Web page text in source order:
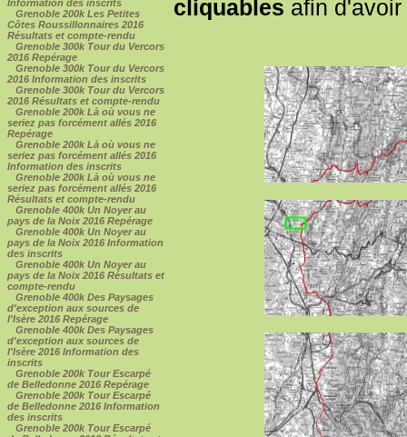
Information des inscrits
Grenoble 200k Les Petites
Côtes Roussillonnaires 2016
Résultats et compte-rendu
Grenoble 300k Tour du Vercors
2016 Repérage
Grenoble 300k Tour du Vercors
2016 Information des inscrits
Grenoble 300k Tour du Vercors
2016 Résultats et compte-rendu
Grenoble 200k Là où vous ne
seriez pas forcément allés 2016
Repérage
Grenoble 200k Là où vous ne
seriez pas forcément allés 2016
Information des inscrits
Grenoble 200k Là où vous ne
seriez pas forcément allés 2016
Résultats et compte-rendu
Grenoble 400k Un Noyer au
pays de la Noix 2016 Repérage
Grenoble 400k Un Noyer au
pays de la Noix 2016 Information
des inscrits
Grenoble 400k Un Noyer au
pays de la Noix 2016 Résultats et
compte-rendu
Grenoble 400k Des Paysages
d'exception aux sources de
l'Isère 2016 Repérage
Grenoble 400k Des Paysages
d'exception aux sources de
l'Isère 2016 Information des
inscrits
Grenoble 200k Tour Escarpé
de Belledonne 2016 Repérage
Grenoble 200k Tour Escarpé
de Belledonne 2016 Information
des inscrits
Grenoble 200k Tour Escarpé
cliquables afin